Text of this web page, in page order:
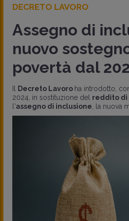
DECRETO LAVORO
Assegno di
nuovo
povertà dal
Decreto Lavoro ha introdotto,
2024, in sostituzione del reddito di
l'assegno di inclusione , la nuova